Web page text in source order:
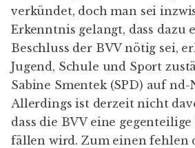
verkündet, doch man sei
Erkenntnis gelangt, dass dazu
Beschluss der BVV nötig sei,
Jugend, Schule und Sport
Sabine Smentek (SPD) auf nd-
Allerdings ist derzeit nicht
dass die BVV eine
fällen wird. Zum einen fehlen